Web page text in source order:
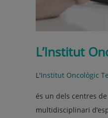
L’Institut
L'Institut Oncològic
és un dels centres
multidisciplinari